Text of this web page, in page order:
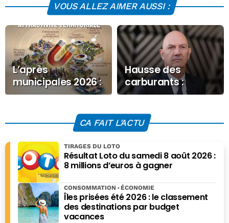
VOUS ALLEZ AIMER AUSSI :
L’après
municipales 2026 :
l’intercommunalité
Hausse des
carburants :
Roland Lescure
millions d’euros
d’aides face à la
CA FAIT L'ACTU
Résultat Loto du samedi 8 août 2026 :
8 millions d’euros à gagner
TIRAGES DU LOTO
Îles prisées été 2026 : le classement
des destinations par budget
vacances
CONSOMMATION ÉCONOMIE